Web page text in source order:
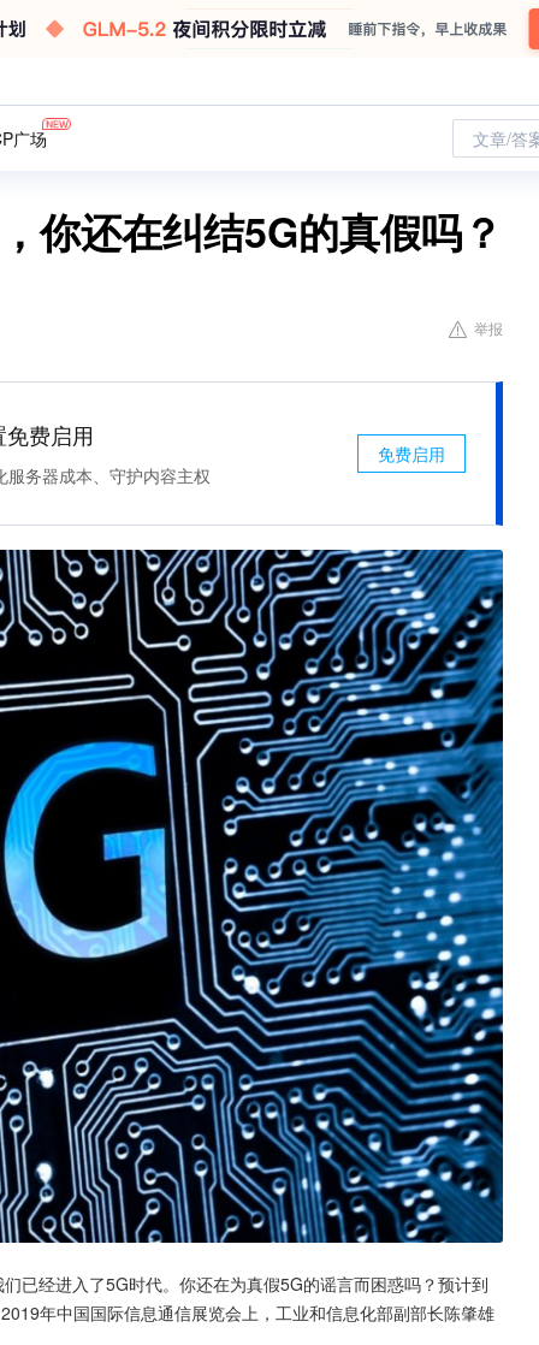
广场 文章/答
你还在纠结5G的真假吗？
举报
费启用
服务器成本、守护内容主权
免费启用
已经进入了5G时代。你还在为真假5G的谣言而困惑吗？预计到
年中国国际信息通信展览会上，工业和信息化部副部长陈肇雄